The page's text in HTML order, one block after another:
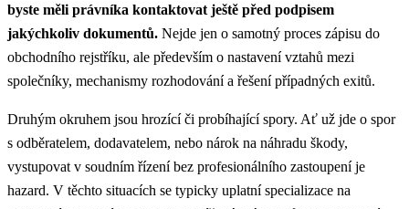
byste měli právníka kontaktovat ještě před podpisem
jakýchkoliv dokumentů. Nejde jen o samotný proces zápisu do
obchodního rejstříku, ale především o nastavení vztahů mezi
společníky, mechanismy rozhodování a řešení případných exitů.
Druhým okruhem jsou hrozící či probíhající spory. Ať už jde o spor
s odběratelem, dodavatelem, nebo nárok na náhradu škody,
vystupovat v soudním řízení bez profesionálního zastoupení je
hazard. V těchto situacích se typicky uplatní specializace na